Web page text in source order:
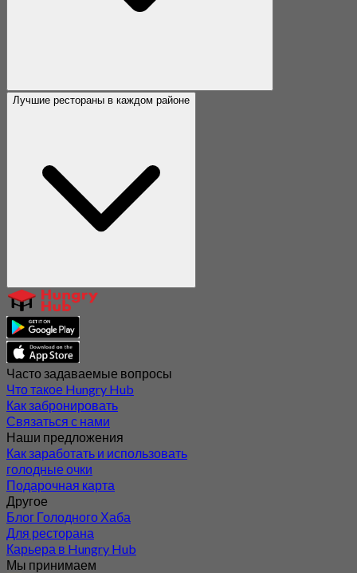
Лучшие рестораны в каждом районе
Часто задаваемые вопросы
Что такое Hungry Hub
Как забронировать
Связаться с нами
Наши предложения
Как заработать и использовать
голодные очки
Подарочная карта
Другое
Блог Голодного Хаба
Для ресторана
Карьера в Hungry Hub
Мы принимаем